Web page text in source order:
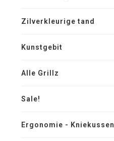
Zilverkleurige tand
Kunstgebit
Alle Grillz
Sale!
Ergonomie - Kniekussen